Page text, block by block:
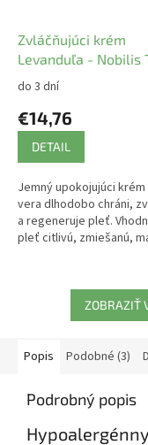
Zvláčňujúci krém
Levanduľa - Nobilis
do 3 dní
€14,76
DETAIL
Jemný upokojujúci krém
vera dlhodobo chráni,
a regeneruje pleť.
pleť citlivú, zmiešanú,
ZOBRAZIŤ
Popis Podobné (3)
Podrobný popis